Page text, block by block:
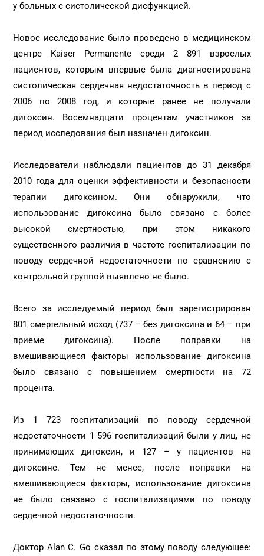
у больных с систолической дисфункцией.
Новое исследование было проведено в медицинском
центре Kaiser Permanente среди 2 891 взрослых
пациентов, которым впервые была диагностирована
систолическая сердечная недостаточность в период с
2006 по 2008 год, и которые ранее не получали
дигоксин. Восемнадцати процентам участников за
период исследования был назначен дигоксин.
Исследователи наблюдали пациентов до 31 декабря
2010 года для оценки эффективности и безопасности
терапии дигоксином. Они обнаружили, что
использование дигоксина было связано с более
высокой смертностью, при этом никакого
существенного различия в частоте госпитализации по
поводу сердечной недостаточности по сравнению с
контрольной группой выявлено не было.
Всего за исследуемый период был зарегистрирован
801 смертельный исход (737 – без дигоксина и 64 – при
приеме дигоксина). После поправки на
вмешивающиеся факторы использование дигоксина
было связано с повышением смертности на 72
процента.
Из 1 723 госпитализаций по поводу сердечной
недостаточности 1 596 госпитализаций были у лиц, не
принимающих дигоксин, и 127 – у пациентов на
дигоксине. Тем не менее, после поправки на
вмешивающиеся факторы, использование дигоксина
не было связано с госпитализациями по поводу
сердечной недостаточности.
Доктор Alan С. Go сказал по этому поводу следующее: